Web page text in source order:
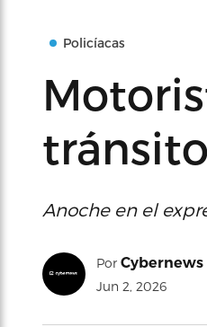
Policíacas
Anoche en el
Por Cybernews
Jun 2, 2026